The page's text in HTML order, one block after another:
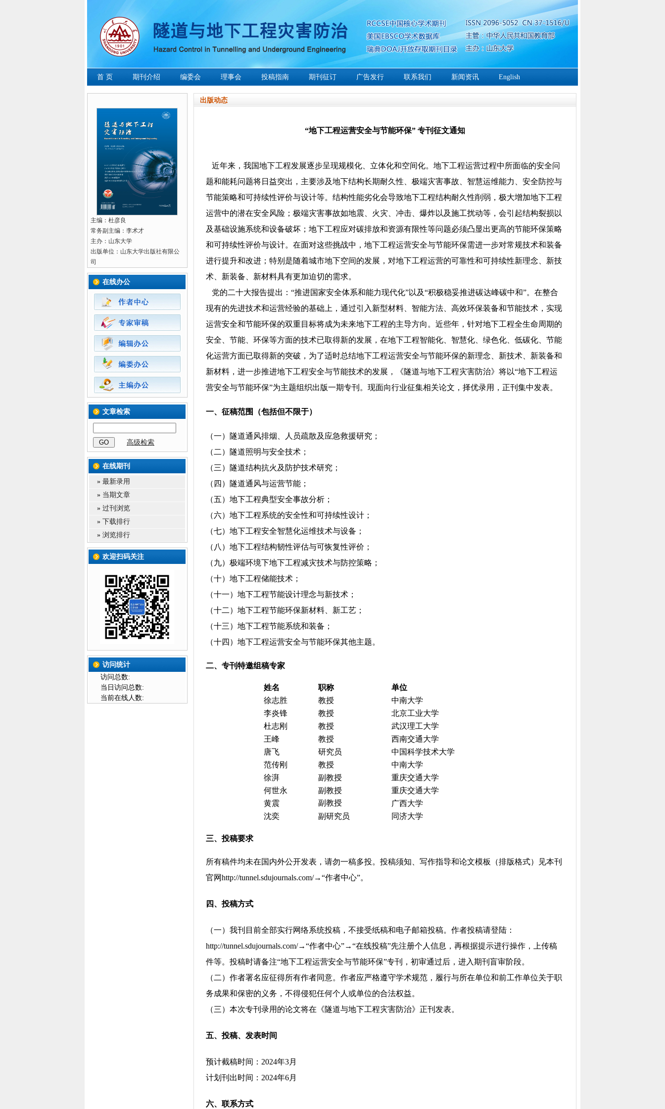
首 页 期刊介绍 编委会 理事会 投稿指南 期刊征订 广告发行 联系我们 新闻资讯 English
主编：杜彦良
常务副主编：李术才
主办：山东大学
出版单位：山东大学出版社有限公
司
在线办公
文章检索
GO 高级检索
在线期刊
» 最新录用
» 当期文章
» 过刊浏览
» 下载排行
» 浏览排行
欢迎扫码关注
访问统计
访问总数:
当日访问总数:
当前在线人数:
出版动态
“地下工程运营安全与节能环保” 专刊征文通知
近年来，我国地下工程发展逐步呈现规模化、立体化和空间化。地下工程运营过程中所面临的安全问
题和能耗问题将日益突出，主要涉及地下结构长期耐久性、极端灾害事故、智慧运维能力、安全防控与
节能策略和可持续性评价与设计等。结构性能劣化会导致地下工程结构耐久性削弱，极大增加地下工程
运营中的潜在安全风险；极端灾害事故如地震、火灾、冲击、爆炸以及施工扰动等，会引起结构裂损以
及基础设施系统和设备破坏；地下工程应对碳排放和资源有限性等问题必须凸显出更高的节能环保策略
和可持续性评价与设计。在面对这些挑战中，地下工程运营安全与节能环保需进一步对常规技术和装备
进行提升和改进；特别是随着城市地下空间的发展，对地下工程运营的可靠性和可持续性新理念、新技
术、新装备、新材料具有更加迫切的需求。
党的二十大报告提出：“推进国家安全体系和能力现代化”以及“积极稳妥推进碳达峰碳中和”。在整合
现有的先进技术和运营经验的基础上，通过引入新型材料、智能方法、高效环保装备和节能技术，实现
运营安全和节能环保的双重目标将成为未来地下工程的主导方向。近些年，针对地下工程全生命周期的
安全、节能、环保等方面的技术已取得新的发展，在地下工程智能化、智慧化、绿色化、低碳化、节能
化运营方面已取得新的突破，为了适时总结地下工程运营安全与节能环保的新理念、新技术、新装备和
新材料，进一步推进地下工程安全与节能技术的发展，《隧道与地下工程灾害防治》将以“地下工程运
营安全与节能环保”为主题组织出版一期专刊。现面向行业征集相关论文，择优录用，正刊集中发表。
一、征稿范围（包括但不限于）
（一）隧道通风排烟、人员疏散及应急救援研究；
（二）隧道照明与安全技术；
（三）隧道结构抗火及防护技术研究；
（四）隧道通风与运营节能；
（五）地下工程典型安全事故分析；
（六）地下工程系统的安全性和可持续性设计；
（七）地下工程安全智慧化运维技术与设备；
（八）地下工程结构韧性评估与可恢复性评价；
（九）极端环境下地下工程减灾技术与防控策略；
（十）地下工程储能技术；
（十一）地下工程节能设计理念与新技术；
（十二）地下工程节能环保新材料、新工艺；
（十三）地下工程节能系统和装备；
（十四）地下工程运营安全与节能环保其他主题。
二、专刊特邀组稿专家
姓名 职称
单位
徐志胜
教授
中南大学
李炎锋
教授
北京工业大学
杜志刚
教授
武汉理工大学
王峰
教授
西南交通大学
唐飞
研究员
中国科学技术大学
范传刚
教授
中南大学
徐湃
副教授
重庆交通大学
何世永
副教授
重庆交通大学
黄震
副教授 广西大学
沈奕
副研究员 同济大学
三、投稿要求
所有稿件均未在国内外公开发表，请勿一稿多投。投稿须知、写作指导和论文模板（排版格式）见本刊
官网http://tunnel.sdujournals.com/→“作者中心”。
四、投稿方式
（一）我刊目前全部实行网络系统投稿，不接受纸稿和电子邮箱投稿。作者投稿请登陆：
http://tunnel.sdujournals.com/→“作者中心”→“在线投稿”先注册个人信息，再根据提示进行操作，上传稿
件等。投稿时请备注“地下工程运营安全与节能环保”专刊，初审通过后，进入期刊盲审阶段。
（二）作者署名应征得所有作者同意。作者应严格遵守学术规范，履行与所在单位和前工作单位关于职
务成果和保密的义务，不得侵犯任何个人或单位的合法权益。
（三）本次专刊录用的论文将在《隧道与地下工程灾害防治》正刊发表。
五、投稿、发表时间
预计截稿时间：2024年3月
计划刊出时间：2024年6月
六、联系方式